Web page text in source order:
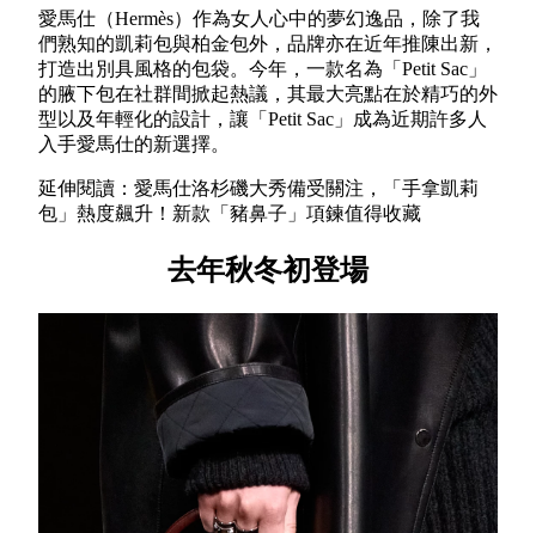
愛馬仕（Hermès）作為女人心中的夢幻逸品，除了我
們熟知的凱莉包與柏金包外，品牌亦在近年推陳出新，
打造出別具風格的包袋。今年，一款名為「Petit Sac」
的腋下包在社群間掀起熱議，其最大亮點在於精巧的外
型以及年輕化的設計，讓「Petit Sac」成為近期許多人
入手愛馬仕的新選擇。
延伸閱讀：愛馬仕洛杉磯大秀備受關注，「手拿凱莉
包」熱度飆升！新款「豬鼻子」項鍊值得收藏
去年秋冬初登場